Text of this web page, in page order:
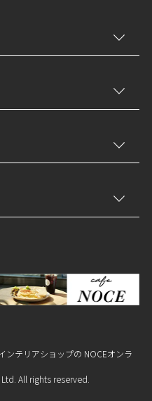
ンテリアショップの NOCEオンラ
Ltd. All rights reserved.